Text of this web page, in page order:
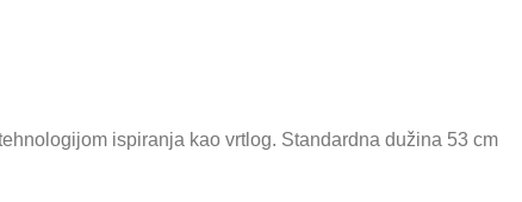
ispiranja kao vrtlog. Standardna dužina 53 cm